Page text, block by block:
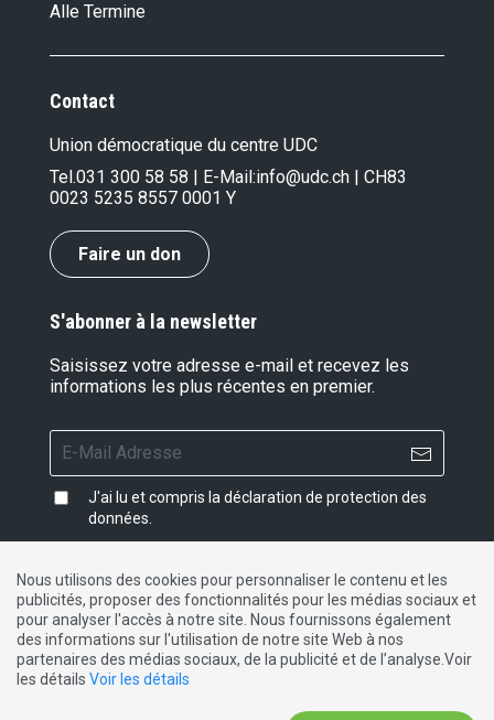
Alle Termine
Contact
Union démocratique du centre UDC
Tel.031 300 58 58 | E-Mail:info@udc.ch | CH83
0023 5235 8557 0001 Y
Faire un don
S'abonner à la newsletter
Saisissez votre adresse e-mail et recevez les
informations les plus récentes en premier.
J'ai lu et compris ladéclaration de protection des
données.
Impressum| Protection des données|Contact
DE FR IT
Nous utilisons des cookies pour personnaliser le contenu et les
publicités, proposer des fonctionnalités pour les médias sociaux et
pour analyser l'accès à notre site. Nous fournissons également
des informations sur l'utilisation de notre site Web à nos
partenaires des médias sociaux, de la publicité et de l’analyse.Voir
les détails Voir les détails